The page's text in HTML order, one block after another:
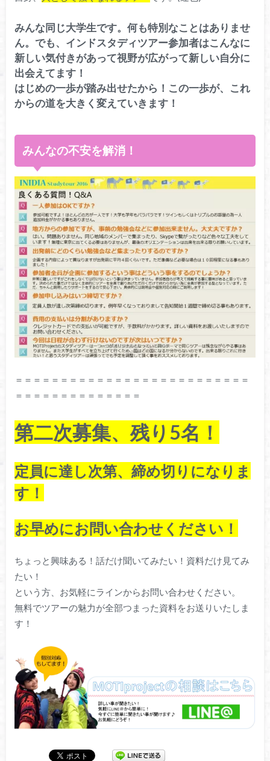
みんな同じ大学生です。何も特別なことはありませ
ん。でも、インドスタディツアー参加者はこんなに
新しい気付きがあって視野が広がって新しい自分に
出会えてます！
はじめの一歩が踏み出せたから！この一歩が、これ
からの道を大きく変えていきます！
みんなの不安を解消！
＝＝＝＝＝＝＝＝＝＝＝＝＝＝＝＝＝＝＝＝＝＝＝＝＝＝
＝＝＝＝＝＝＝＝＝＝＝＝＝＝
第二次募集、残り5名！
定員に達し次第、締め切りになりま
す！
お早めにお問い合わせください！
ちょっと興味ある！話だけ聞いてみたい！資料だけ見てみ
たい！
という方、お気軽にラインからお問い合わせください。
無料でツアーの魅力が全部つまった資料をお送りいたしま
す！